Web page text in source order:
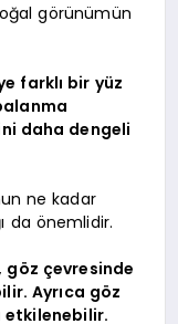
görünümün
farklı bir yüz
daha dengeli
ne kadar
da önemlidir.
göz çevresinde
Ayrıca göz
etkilenebilir.